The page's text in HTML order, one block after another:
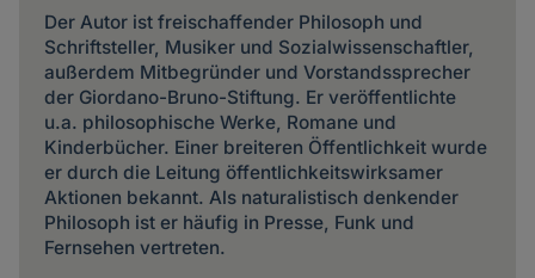
Der Autor ist freischaffender Philosoph und
Schriftsteller, Musiker und Sozialwissenschaftler,
außerdem Mitbegründer und Vorstandssprecher
der Giordano-Bruno-Stiftung. Er veröffentlichte
u.a. philosophische Werke, Romane und
Kinderbücher. Einer breiteren Öffentlichkeit wurde
er durch die Leitung öffentlichkeitswirksamer
Aktionen bekannt. Als naturalistisch denkender
Philosoph ist er häufig in Presse, Funk und
Fernsehen vertreten.